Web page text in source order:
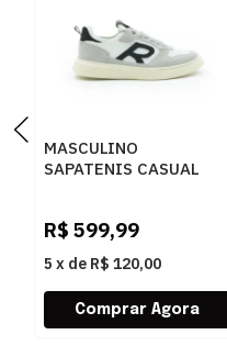
MASCULINO
SAPATENIS CASUAL
R$ 599,99
5 x de R$ 120,00